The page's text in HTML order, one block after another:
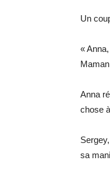
Un
«
Anna
chose
sa